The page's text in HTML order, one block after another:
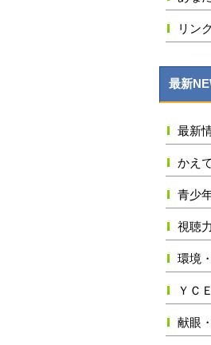
リンク
最新
最新
かえ
青少
視聴
環境
ＹＣ
献眼